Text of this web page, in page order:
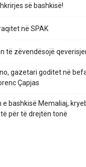
së bashkisë!
në SPAK
të zëvendësojë
gazetari goditet në
Çapjas
e bashkisë Memaliaj,
për të drejtën tonë